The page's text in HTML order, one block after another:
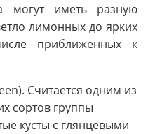
могут иметь разную
лимонных до ярких
приближенных к
Считается одним из
сортов группы
кусты с глянцевыми